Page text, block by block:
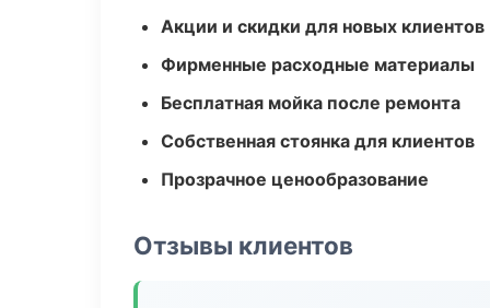
Акции и скидки для новых клиентов
Фирменные расходные материалы
Бесплатная мойка после ремонта
Собственная стоянка для клиентов
Прозрачное ценообразование
Отзывы клиентов